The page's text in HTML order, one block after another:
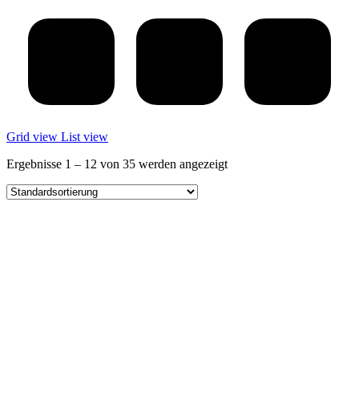
Grid view List view
Ergebnisse 1 – 12 von 35 werden angezeigt